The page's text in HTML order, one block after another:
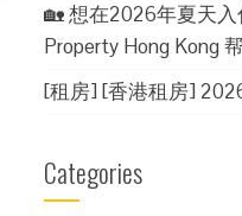
🏡 想在2026年夏天入
Property Hong Kong
[租房] [香港租房]
Categories